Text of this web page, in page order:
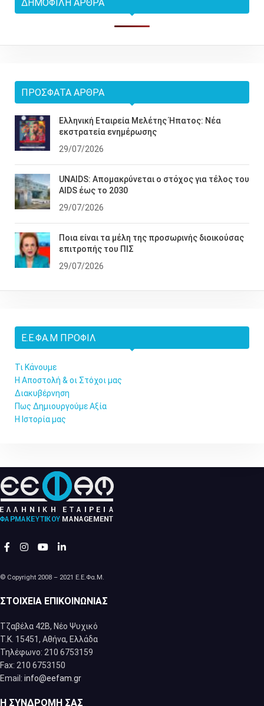
ΔΗΜΟΦΙΛΉ ΆΡΘΡΑ
ΠΡΌΣΦΑΤΑ ΆΡΘΡΑ
Ελληνική Εταιρεία Μελέτης Ήπατος: Νέα
εκστρατεία ενημέρωσης
29/07/2026
UNAIDS: Απομακρύνεται ο στόχος για τέλος του
AIDS έως το 2030
29/07/2026
Ποια είναι τα μέλη της προσωρινής διοικούσας
επιτροπής του ΠΙΣ
29/07/2026
Ε.Ε.ΦΑ.Μ ΠΡΟΦΊΛ
Τι Κάνουμε
Η Αποστολή & οι Στόχοι μας
Διακυβέρνηση
Πως Δημιουργούμε Αξία
Η Ιστορία μας
© Copyright 2008 – 2021 Ε.Ε.Φα.Μ.
ΣΤΟΙΧΕΊΑ ΕΠΙΚΟΙΝΩΝΊΑΣ
Τζαβέλα 42Β, Νέο Ψυχικό
Τ.Κ. 15451, Αθήνα, Eλλάδα
Τηλέφωνο: 210 6753159
Fax: 210 6753150
Email: info@eefam.gr
Η ΣΥΝΔΡΟΜΉ ΣΑΣ